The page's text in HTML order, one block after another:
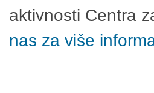
aktivnosti Centra
nas za više